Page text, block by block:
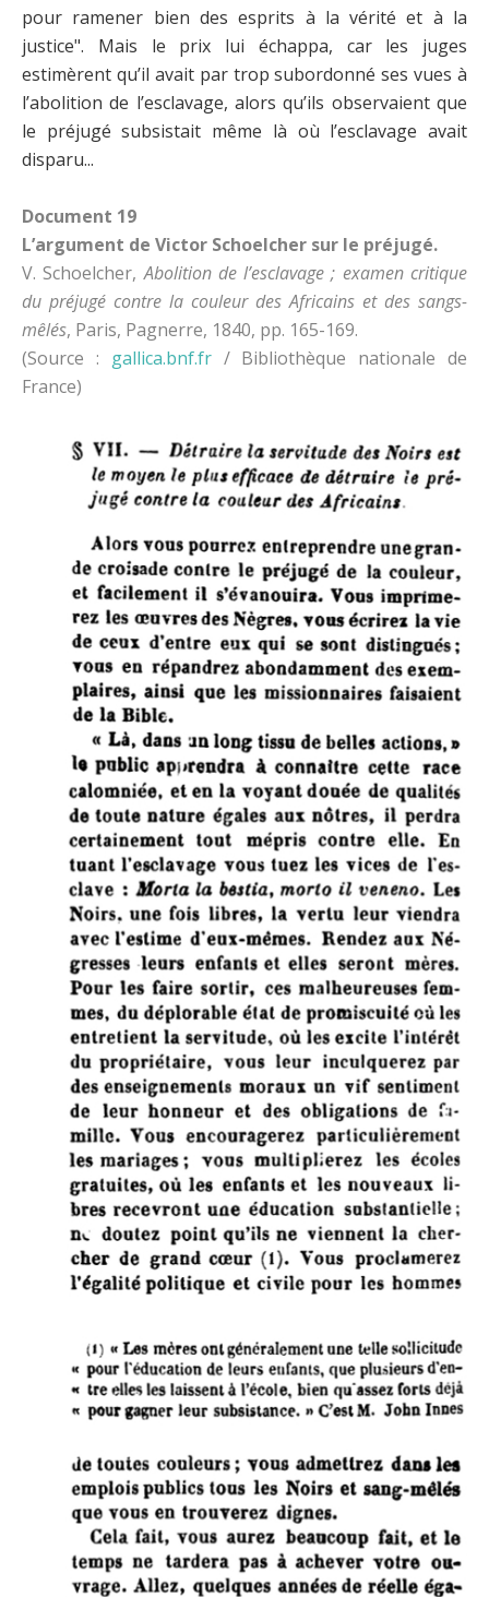
pour ramener bien des esprits à la vérité et à la
justice". Mais le prix lui échappa, car les juges
estimèrent qu’il avait par trop subordonné ses vues à
l’abolition de l’esclavage, alors qu’ils observaient que
le préjugé subsistait même là où l’esclavage avait
disparu...
Document 19
L’argument de Victor Schoelcher sur le préjugé.
V. Schoelcher,Abolition de l’esclavage ; examen critique
du préjugé contre la couleur des Africains et des sangs-
mêlés, Paris, Pagnerre, 1840, pp. 165-169.
(Source : gallica.bnf.fr/ Bibliothèque nationale de
France)